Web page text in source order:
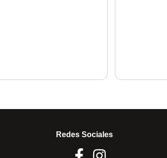
Redes Sociales